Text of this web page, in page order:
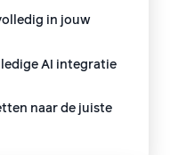
in jouw
AI integratie
naar de juiste